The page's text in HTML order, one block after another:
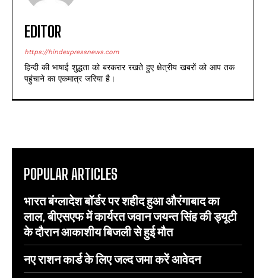
EDITOR
https://hindexpressnews.com
हिन्दी की भाषाई शुद्धता को बरकरार रखते हुए क्षेत्रीय खबरों को आप तक
पहुंचाने का एकमात्र जरिया है।
POPULAR ARTICLES
भारत बंग्लादेश बॉर्डर पर शहीद हुआ औरंगाबाद का
लाल, बीएसएफ में कार्यरत जवान जयन्त सिंह की ड्यूटी
के दौरान आकाशीय बिजली से हुई मौत
नए राशन कार्ड के लिए जल्द जमा करें आवेदन